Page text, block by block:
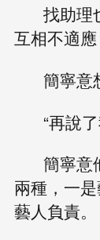
找助理
互相不適應
簡寧意
“再說
簡寧意
兩種，一
藝人負責。